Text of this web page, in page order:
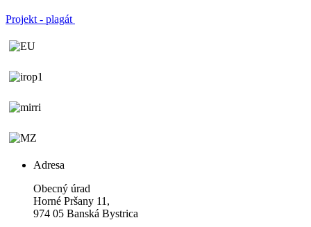
Projekt - plagát
Adresa
Obecný úrad
Horné Pršany 11,
974 05 Banská Bystrica